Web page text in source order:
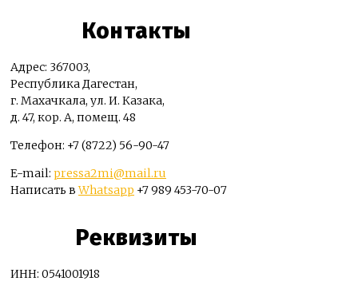
Контакты
Адрес: 367003,
Республика Дагестан,
г. Махачкала, ул. И. Казака,
д. 47, кор. А, помещ. 48
Телефон: +7 (8722) 56-90-47
E-mail: pressa2mi@mail.ru
Написать вWhatsapp +7 989 453-70-07
Реквизиты
ИНН: 0541001918